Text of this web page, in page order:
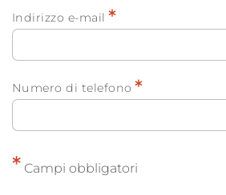
Indirizzo e-mail *
Numero di telefono *
* Campi obbligatori